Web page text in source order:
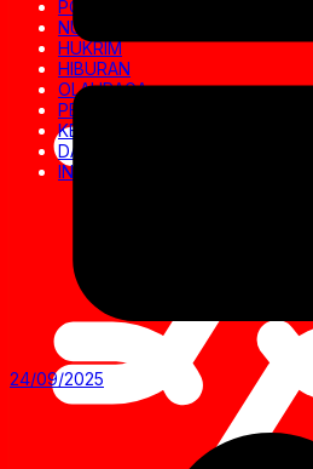
POLITIK
NUSANTARA
HUKRIM
HIBURAN
OLAHRAGA
PENDIDIKAN
KESEHATAN
DAERAH
INVESTIGASI
24/09/2025